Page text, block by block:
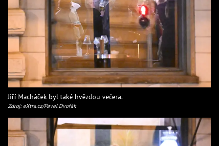
Jiří Macháček byl také hvězdou večera.
Zdroj: eXtra.cz/Pavel Dvořák